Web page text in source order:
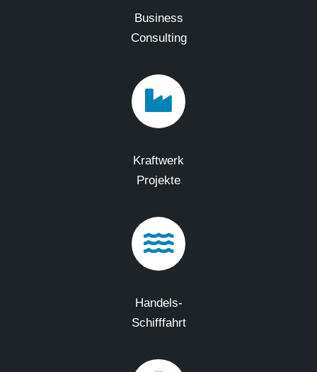
Business
Consulting
Kraftwerk
Projekte
Handels-
Schifffahrt